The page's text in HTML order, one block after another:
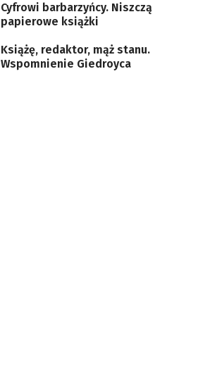
Cyfrowi barbarzyńcy. Niszczą
papierowe książki
Książę, redaktor, mąż stanu.
Wspomnienie Giedroyca